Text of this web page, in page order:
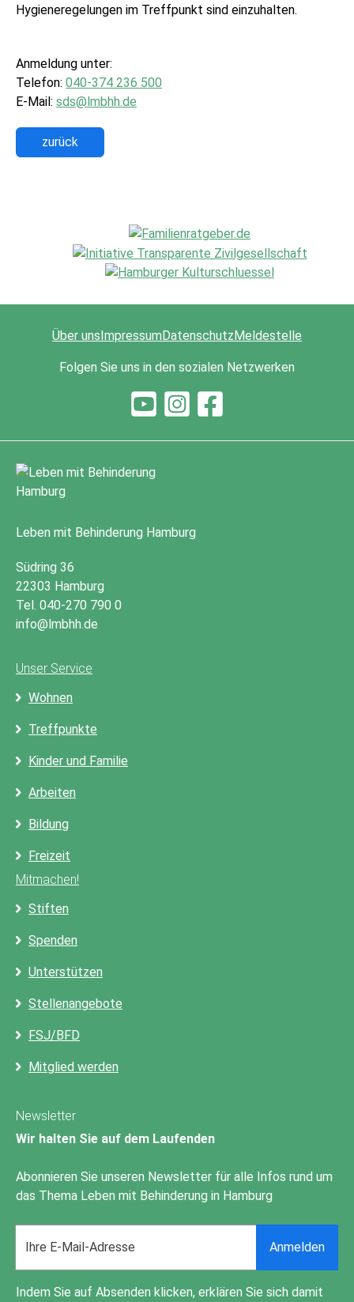
Hygieneregelungen im Treffpunkt sind einzuhalten.
Anmeldung unter:
Telefon: 040-374 236 500
E-Mail: sds@lmbhh.de
zurück
Über uns Impressum Datenschutz Meldestelle
Folgen Sie uns in den sozialen Netzwerken
Leben mit Behinderung Hamburg
Südring 36
22303 Hamburg
Tel. 040-270 790 0
info@lmbhh.de
Unser Service
Wohnen
Treffpunkte
Kinder und Familie
Arbeiten
Bildung
Freizeit
Mitmachen!
Stiften
Spenden
Unterstützen
Stellenangebote
FSJ/BFD
Mitglied werden
Newsletter
Wir halten Sie auf dem Laufenden
Abonnieren Sie unseren Newsletter für alle Infos rund um
das Thema Leben mit Behinderung in Hamburg
address
Anmelden
Indem Sie auf Absenden klicken, erklären Sie sich damit